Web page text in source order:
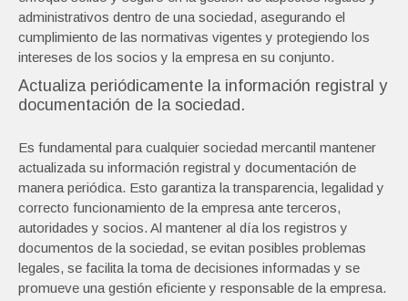
administrativos dentro de una sociedad, asegurando el
cumplimiento de las normativas vigentes y protegiendo los
intereses de los socios y la empresa en su conjunto.
Actualiza periódicamente la información registral y
documentación de la sociedad.
Es fundamental para cualquier sociedad mercantil mantener
actualizada su información registral y documentación de
manera periódica. Esto garantiza la transparencia, legalidad y
correcto funcionamiento de la empresa ante terceros,
autoridades y socios. Al mantener al día los registros y
documentos de la sociedad, se evitan posibles problemas
legales, se facilita la toma de decisiones informadas y se
promueve una gestión eficiente y responsable de la empresa.